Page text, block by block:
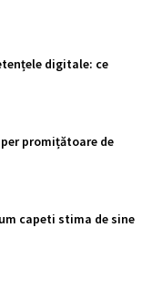
digitale: ce
promițătoare de
capeti stima de sine